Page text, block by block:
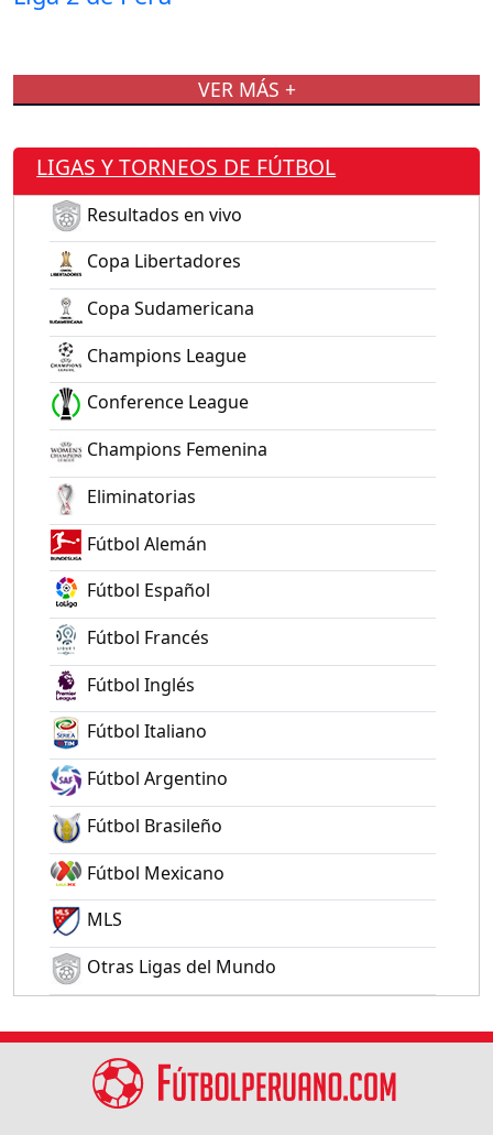
VER MÁS +
LIGAS Y TORNEOS DE FÚTBOL
Resultados en vivo
Copa Libertadores
Copa Sudamericana
Champions League
Conference League
Champions Femenina
Eliminatorias
Fútbol Alemán
Fútbol Español
Fútbol Francés
Fútbol Inglés
Fútbol Italiano
Fútbol Argentino
Fútbol Brasileño
Fútbol Mexicano
MLS
Otras Ligas del Mundo